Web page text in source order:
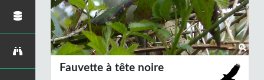
Fauvette à tête noire